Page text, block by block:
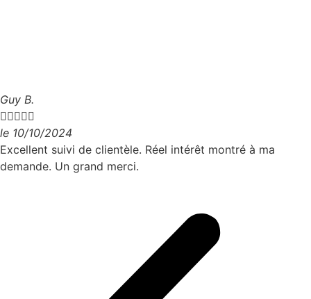
Guy B.

le 10/10/2024
Excellent suivi de clientèle. Réel intérêt montré à ma
demande. Un grand merci.